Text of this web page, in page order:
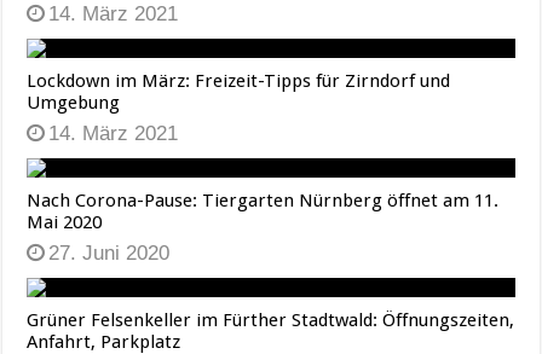
14. März 2021
Lockdown im März: Freizeit-Tipps für Zirndorf und
Umgebung
14. März 2021
Nach Corona-Pause: Tiergarten Nürnberg öffnet am 11.
Mai 2020
27. Juni 2020
Grüner Felsenkeller im Fürther Stadtwald: Öffnungszeiten,
Anfahrt, Parkplatz